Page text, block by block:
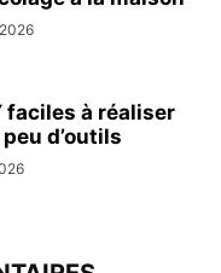
faciles à réaliser
d’outils